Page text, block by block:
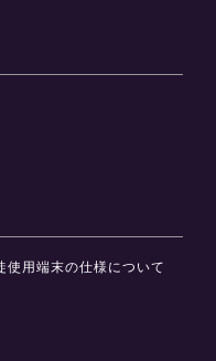
用端末の仕様について